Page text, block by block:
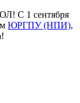
1 сентября
ЮРГПУ (НПИ),